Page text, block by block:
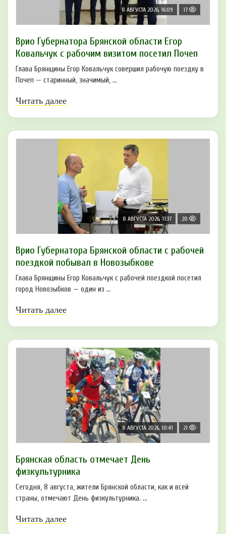
8 АВГУСТА 2026, 16:09 17
Врио Губернатора Брянской области Егор
Ковальчук с рабочим визитом посетил Почеп
Глава Брянщины Егор Ковальчук совершил рабочую поездку в
Почеп — старинный, значимый, ...
Читать далее
8 АВГУСТА 2026, 11:37 20
Врио Губернатора Брянской области с рабочей
поездкой побывал в Новозыбкове
Глава Брянщины Егор Ковальчук с рабочей поездкой посетил
город Новозыбков — один из ...
Читать далее
8 АВГУСТА 2026, 10:41 21
Брянская область отмечает День
физкультурника
Сегодня, 8 августа, жители Брянской области, как и всей
страны, отмечают День физкультурника. ...
Читать далее